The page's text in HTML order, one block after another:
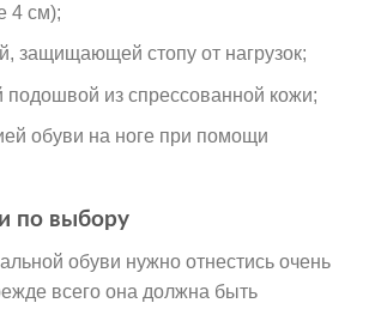
4 см);
защищающей стопу от нагрузок;
подошвой из спрессованной кожи;
обуви на ноге при помощи
по выбору
обуви нужно отнестись очень
всего она должна быть